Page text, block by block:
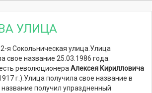
УЛИЦА
2-я Сокольническая улица. Улица
свое название 25.03.1986 года.
революционера Алексея Кирилловича
г.). Улица получила свое название в
название получил упраздненный